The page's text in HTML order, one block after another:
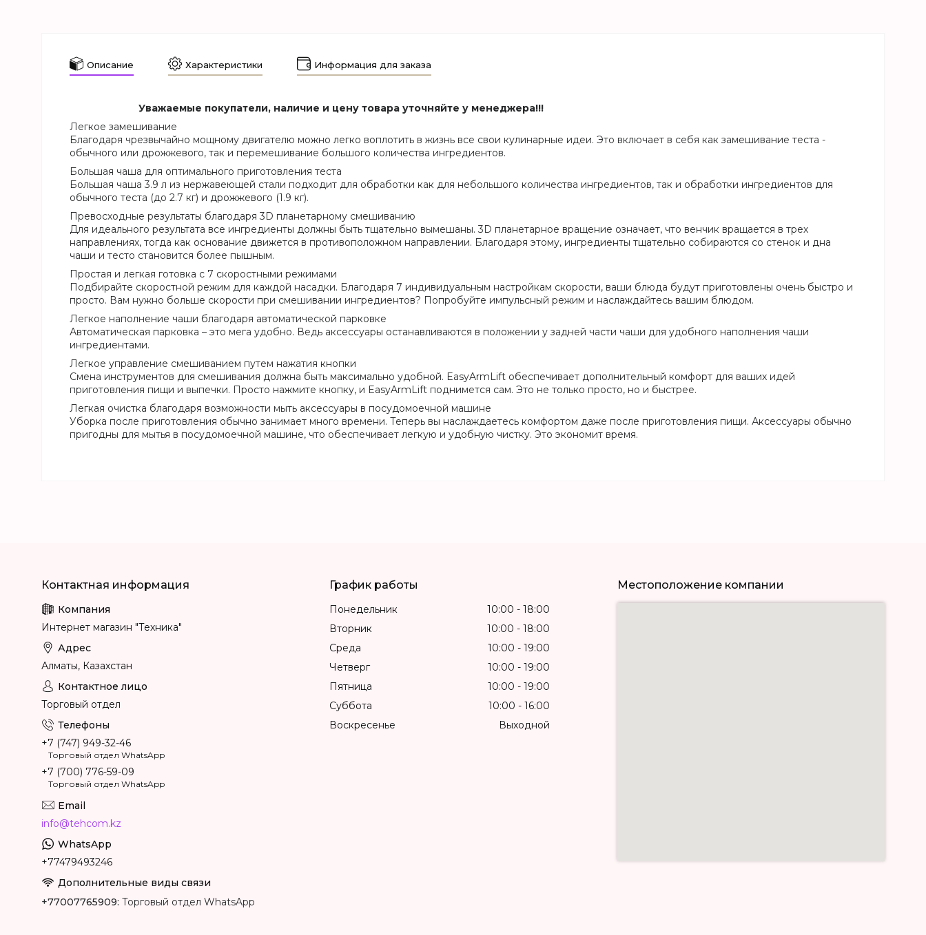
Описание Характеристики Информация для заказа
Уважаемые покупатели, наличие и цену товара уточняйте у менеджера!!!
Легкое замешивание
Благодаря чрезвычайно мощному двигателю можно легко воплотить в жизнь все свои кулинарные идеи. Это включает в себя как замешивание теста -
обычного или дрожжевого, так и перемешивание большого количества ингредиентов.
Большая чаша для оптимального приготовления теста
Большая чаша 3.9 л из нержавеющей стали подходит для обработки как для небольшого количества ингредиентов, так и обработки ингредиентов для
обычного теста (до 2.7 кг) и дрожжевого (1.9 кг).
Превосходные результаты благодаря 3D планетарному смешиванию
Для идеального результата все ингредиенты должны быть тщательно вымешаны. 3D планетарное вращение означает, что венчик вращается в трех
направлениях, тогда как основание движется в противоположном направлении. Благодаря этому, ингредиенты тщательно собираются со стенок и дна
чаши и тесто становится более пышным.
Простая и легкая готовка с 7 скоростными режимами
Подбирайте скоростной режим для каждой насадки. Благодаря 7 индивидуальным настройкам скорости, ваши блюда будут приготовлены очень быстро и
просто. Вам нужно больше скорости при смешивании ингредиентов? Попробуйте импульсный режим и наслаждайтесь вашим блюдом.
Легкое наполнение чаши благодаря автоматической парковке
Автоматическая парковка – это мега удобно. Ведь аксессуары останавливаются в положении у задней части чаши для удобного наполнения чаши
ингредиентами.
Легкое управление смешиванием путем нажатия кнопки
Смена инструментов для смешивания должна быть максимально удобной. EasyArmLift обеспечивает дополнительный комфорт для ваших идей
приготовления пищи и выпечки. Просто нажмите кнопку, и EasyArmLift поднимется сам. Это не только просто, но и быстрее.
Легкая очистка благодаря возможности мыть аксессуары в посудомоечной машине
Уборка после приготовления обычно занимает много времени. Теперь вы наслаждаетесь комфортом даже после приготовления пищи. Аксессуары обычно
пригодны для мытья в посудомоечной машине, что обеспечивает легкую и удобную чистку. Это экономит время.
Интернет магазин "Техника"
Алматы, Казахстан
Торговый отдел
+7 (747) 949-32-46
Торговый отдел WhatsApp
+7 (700) 776-59-09
Торговый отдел WhatsApp
info@tehcom.kz
+77479493246
+77007765909 Торговый отдел WhatsApp
График работы
Понедельник 10:00
18:00
Вторник
10:00
18:00
Среда
10:00
19:00
Четверг
10:00
19:00
Пятница
10:00
19:00
Суббота
10:00
16:00
Воскресенье
Выходной
Местоположение компании